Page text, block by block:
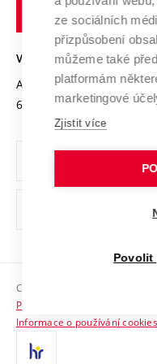
Open Science
Projekty
Projekty ze
Specifický výzkum
Mezinárodní dohody
Univerzitní sítě
Podnikavá univerzita /
Bezpečná univerzita
Vyznamenání
Organizační struktura
Ochrana osobních údajů
odkaz)
Sociální bezpečí
HR Award
Kontakty
VYSOKÉ UČENÍ
Antonínská 548/1
602 00 Brno
Copyright © 2026 VUT
Prohlášení o přístupnosti
Informace o používání cookies
ze sociálních
přizpůsobení
můžeme také
platformám
marketingové
Zjistit více
Povolit